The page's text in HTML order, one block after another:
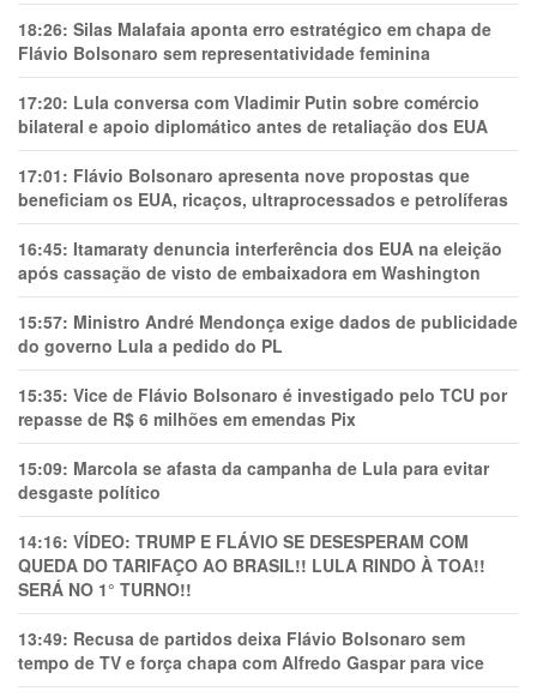
18:26: Silas Malafaia aponta erro estratégico em chapa de
Flávio Bolsonaro sem representatividade feminina
17:20: Lula conversa com Vladimir Putin sobre comércio
bilateral e apoio diplomático antes de retaliação dos EUA
17:01: Flávio Bolsonaro apresenta nove propostas que
beneficiam os EUA, ricaços, ultraprocessados e petrolíferas
16:45: Itamaraty denuncia interferência dos EUA na eleição
após cassação de visto de embaixadora em Washington
15:57: Ministro André Mendonça exige dados de publicidade
do governo Lula a pedido do PL
15:35: Vice de Flávio Bolsonaro é investigado pelo TCU por
repasse de R$ 6 milhões em emendas Pix
15:09: Marcola se afasta da campanha de Lula para evitar
desgaste político
14:16: VÍDEO: TRUMP E FLÁVIO SE DESESPERAM COM
QUEDA DO TARIFAÇO AO BRASIL!! LULA RINDO À TOA!!
SERÁ NO 1° TURNO!!
13:49: Recusa de partidos deixa Flávio Bolsonaro sem
tempo de TV e força chapa com Alfredo Gaspar para vice